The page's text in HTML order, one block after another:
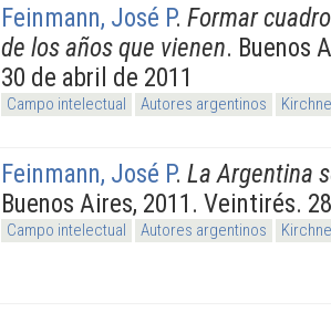
Feinmann, José P. Formar
de los años que vienen. Buenos
30 de abril de 2011
Campo intelectual Autores argentinos
Feinmann, José P. La Argentina
Buenos Aires, 2011. Veintirés.
Campo intelectual Autores argentinos